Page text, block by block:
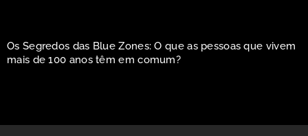
Os Segredos das Blue Zones: O que as pessoas que vivem
mais de 100 anos têm em comum?